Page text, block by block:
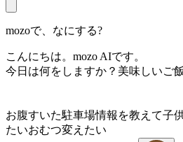
mozoで、なにする?
こんにちは。mozo AIです。
今日は何をしますか？美味しいご
お腹すいた駐車場情報を教えて子
たいおむつ変えたい